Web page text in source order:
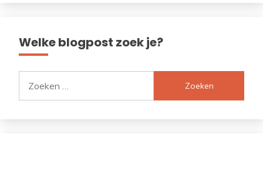
Welke blogpost zoek je?
naar: